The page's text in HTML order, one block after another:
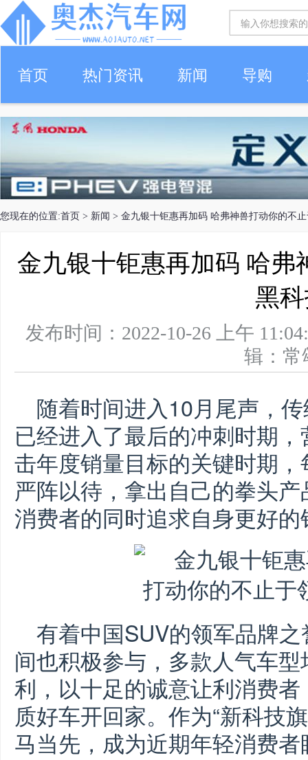
首页 热门资讯 新闻 导购
您现在的位置:首页 > 新闻 > 金九银十钜惠再加码 哈弗神兽打动你的不
金九银十钜惠再加码 哈弗
黑
发布时间：2022-10-26 上午
辑：
随着时间进入10月尾声，
已经进入了最后的冲刺时期
击年度销量目标的关键时期
严阵以待，拿出自己的拳头
消费者的同时追求自身更好
有着中国SUV的领军品牌
间也积极参与，多款人气车
利，以十足的诚意让利消费
质好车开回家。作为“新科技
马当先，成为近期年轻消费